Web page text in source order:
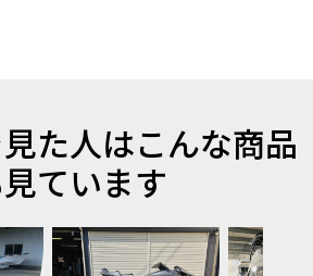
た人はこんな商品
ています